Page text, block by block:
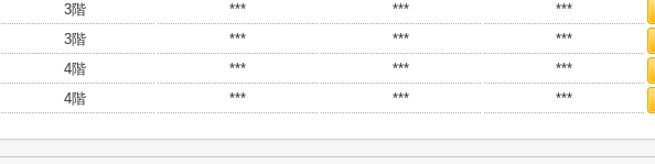
3階
*** *** ***
3階
*** *** ***
4階
*** *** ***
4階
*** *** ***